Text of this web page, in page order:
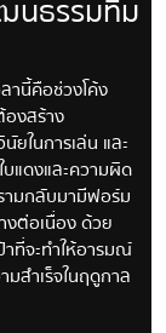
นธรรมทีม
านี้คือช่วงโค้ง
งสร้าง
ในการเล่น และ
บแดงและความผิด
ามกลับมามีฟอร์ม
งต่อเนื่อง ด้วย
ที่จะทำให้อารมณ์
สำเร็จในฤดูกาล